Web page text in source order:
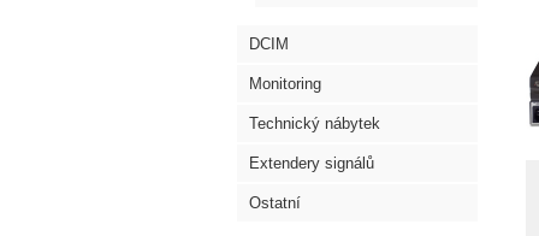
DCIM
Monitoring
Technický nábytek
Extendery signálů
Ostatní